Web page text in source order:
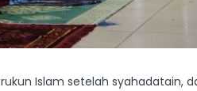
Islam setelah syahadatain,